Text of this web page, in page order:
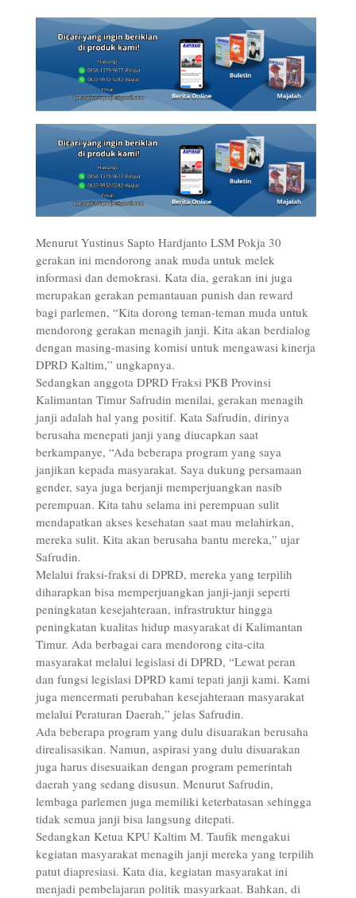
Menurut Yustinus Sapto Hardjanto LSM Pokja 30
gerakan ini mendorong anak muda untuk melek
informasi dan demokrasi. Kata dia, gerakan ini juga
merupakan gerakan pemantauan punish dan reward
bagi parlemen, “Kita dorong teman-teman muda untuk
mendorong gerakan menagih janji. Kita akan berdialog
dengan masing-masing komisi untuk mengawasi kinerja
DPRD Kaltim,” ungkapnya.
Sedangkan anggota DPRD Fraksi PKB Provinsi
Kalimantan Timur Safrudin menilai, gerakan menagih
janji adalah hal yang positif. Kata Safrudin, dirinya
berusaha menepati janji yang diucapkan saat
berkampanye, “Ada beberapa program yang saya
janjikan kepada masyarakat. Saya dukung persamaan
gender, saya juga berjanji memperjuangkan nasib
perempuan. Kita tahu selama ini perempuan sulit
mendapatkan akses kesehatan saat mau melahirkan,
mereka sulit. Kita akan berusaha bantu mereka,” ujar
Safrudin.
Melalui fraksi-fraksi di DPRD, mereka yang terpilih
diharapkan bisa memperjuangkan janji-janji seperti
peningkatan kesejahteraan, infrastruktur hingga
peningkatan kualitas hidup masyarakat di Kalimantan
Timur. Ada berbagai cara mendorong cita-cita
masyarakat melalui legislasi di DPRD, “Lewat peran
dan fungsi legislasi DPRD kami tepati janji kami. Kami
juga mencermati perubahan kesejahteraan masyarakat
melalui Peraturan Daerah,” jelas Safrudin.
Ada beberapa program yang dulu disuarakan berusaha
direalisasikan. Namun, aspirasi yang dulu disuarakan
juga harus disesuaikan dengan program pemerintah
daerah yang sedang disusun. Menurut Safrudin,
lembaga parlemen juga memiliki keterbatasan sehingga
tidak semua janji bisa langsung ditepati.
Sedangkan Ketua KPU Kaltim M. Taufik mengakui
kegiatan masyarakat menagih janji mereka yang terpilih
patut diapresiasi. Kata dia, kegiatan masyarakat ini
menjadi pembelajaran politik masyarkaat. Bahkan, di